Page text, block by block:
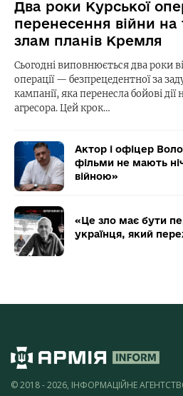
Два роки Курської
перенесення війни
злам планів Кремля
Сьогодні виповнюється два роки
операції — безпрецедентної за
кампанії, яка перенесла бойові
агресора. Цей крок…
Актор і офіцер
фільми не мають
війною»
«Це зло має бути
українця, який
© 2018 - 2026, ІНФОРМАЦІЙНЕ